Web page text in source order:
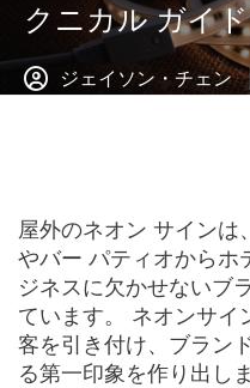
クニカル ガイド
ジェイソン・チェン
屋外のネオン サインは
やバー パティオからホ
ジネスに欠かせないブ
ています。 ネオンサイ
客を引き付け、ブラン
る第一印象を作り出しま